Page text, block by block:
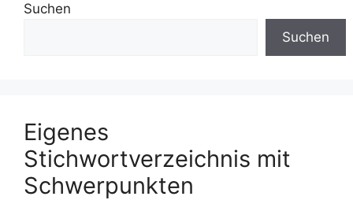
Suchen
Suchen
Eigenes
Stichwortverzeichnis mit
Schwerpunkten